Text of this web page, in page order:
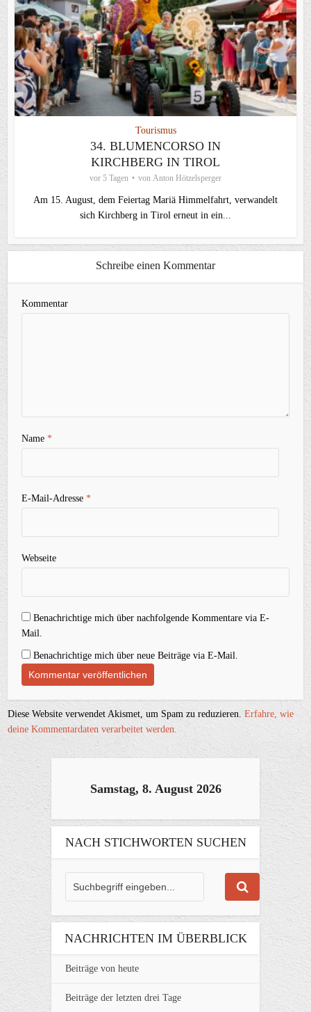
Tourismus
34. BLUMENCORSO IN
KIRCHBERG IN TIROL
vor 5 Tagen von Anton Hötzelsperger
Am 15. August, dem Feiertag Mariä Himmelfahrt, verwandelt
sich Kirchberg in Tirol erneut in ein...
Schreibe einen Kommentar
Kommentar
Name*
E-Mail-Adresse*
Webseite
Benachrichtige mich über nachfolgende Kommentare via E-
Mail.
Benachrichtige mich über neue Beiträge via E-Mail.
Diese Website verwendet Akismet, um Spam zu reduzieren.Erfahre, wie
deine Kommentardaten verarbeitet werden.
Samstag, 8. August 2026
NACH STICHWORTEN SUCHEN
NACHRICHTEN IM ÜBERBLICK
Beiträge von heute
Beiträge der letzten drei Tage